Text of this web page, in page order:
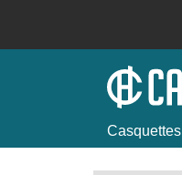
Casquettes